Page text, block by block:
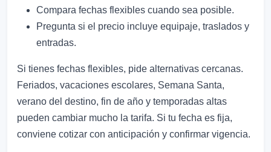
Compara fechas flexibles cuando sea posible.
Pregunta si el precio incluye equipaje, traslados y
entradas.
Si tienes fechas flexibles, pide alternativas cercanas.
Feriados, vacaciones escolares, Semana Santa,
verano del destino, fin de año y temporadas altas
pueden cambiar mucho la tarifa. Si tu fecha es fija,
conviene cotizar con anticipación y confirmar vigencia.